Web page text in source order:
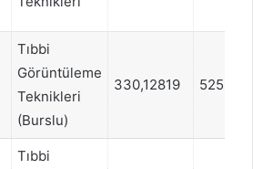
Tıbbi
Görüntüleme
Teknikleri
(Burslu)
330,12819 525553
Tıbbi